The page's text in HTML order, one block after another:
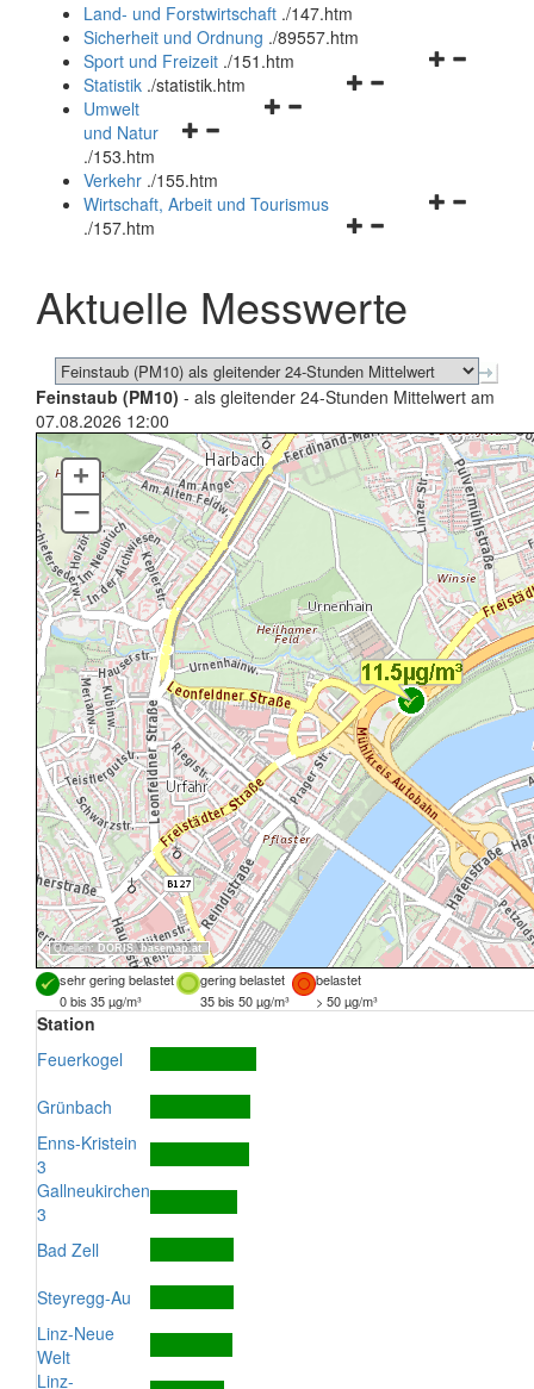
und
schließen
Land- und Forstwirtschaft ./147.htm
Sicherheit und Ordnung ./89557.htm
Navigationsmenü
Sport und Freizeit ./151.htm
Navigationsmenü
Statistik ./statistik.htm
Navigationsmenü
und
schließen
Umwelt
und Natur
./153.htm
Verkehr ./155.htm
Navigationsmenü
schließen
Wirtschaft, Arbeit und Tourismus
./157.htm
Aktuelle Messwerte
Feinstaub (PM10) - als gleitender 24-Stunden Mittelwert am
07.08.2026 12:00
Quellen: DORIS,basemap.at
+
–
sehr gering belastet gering belastet
belastet
0 bis 35 µg/m³
35 bis 50 µg/m³ > 50 µg/m³
Station
Feuerkogel
Grünbach
Enns-Kristein
3
Gallneukirchen
3
Bad Zell
Steyregg-Au
Linz-Neue
Welt
Linz-